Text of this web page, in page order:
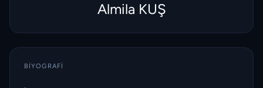
Almila KUŞ
BIYOGRAFI
.